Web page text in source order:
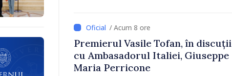
/ Acum 8 ore
Premierul Vasile Tofan, în discuții
cu Ambasadorul Italiei, Giuseppe
Maria Perricone